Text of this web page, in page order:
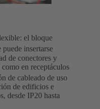
el bloque
insertarse
de conectores y
en receptáculos
de cableado de uso
de edificios e
desde IP20 hasta